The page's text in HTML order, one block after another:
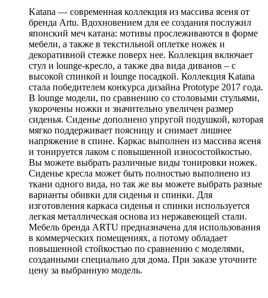
Katana — современная коллекция из массива ясеня от
бренда Artu. Вдохновением для ее создания послужил
японский меч катана: мотивы прослеживаются в форме
мебели, а также в текстильной оплетке ножек и
декоративной стежке поверх нее. Коллекция включает
стул и lounge-кресло, а также два вида диванов – с
высокой спинкой и lounge посадкой. Коллекция Katana
стала победителем конкурса дизайна Prototype 2017 года.
В lounge модели, по сравнению со столовыми стульями,
укорочены ножки и значительно увеличен размер
сиденья. Сиденье дополнено упругой подушкой, которая
мягко поддерживает поясницу и снимает лишнее
напряжение в спине. Каркас выполнен из массива ясеня
и тонируется лаком с повышенной износостойкостью.
Вы можете выбрать различные виды тонировки ножек.
Сиденье кресла может быть полностью выполнено из
ткани одного вида, но так же вы можете выбрать разные
варианты обивки для сиденья и спинки. Для
изготовления каркаса сиденья и спинки используется
легкая металлическая основа из нержавеющей стали.
Мебель бренда ARTU предназначена для использования
в коммерческих помещениях, а потому обладает
повышенной стойкостью по сравнению с моделями,
созданными специально для дома. При заказе уточните
цену за выбранную модель.